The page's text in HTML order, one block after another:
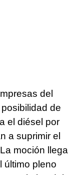
del
de
el diésel por
a suprimir el
moción llega
último pleno